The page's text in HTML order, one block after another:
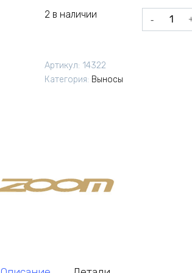
2 в наличии
Количество
товара
Артикул: 14322
Категория: Выносы